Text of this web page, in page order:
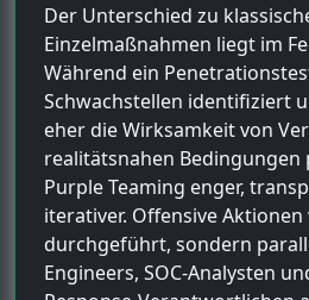
Der Unterschied zu
Einzelmaßnahmen liegt im
Während ein
Schwachstellen identifiziert
eher die Wirksamkeit von
realitätsnahen
Purple Teaming enger,
iterativer. Offensive
durchgeführt, sondern
Engineers, SOC-Analysten